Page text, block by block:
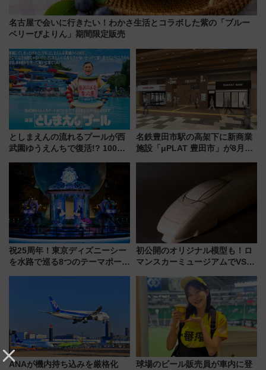
名古屋で会いに行きたい！わかさ生活とコラボした紫の「ブルー
ベリーぴよりん」期間限定販売
としまえんの流れるプールが西
武園ゆうえんちで復活!? 100周
イダー」に注目 2026年夏は所
沢へ遊びに行こう
名鉄豊田市駅の高架下に新商業
施設「μPLAT 豊田市」が8月26
祝25周年！東京ディズニーシー
を水路で巡る8つのテーマポート
初公開のオリジナル模型も！ロ
マンスカーミュージアムでVSE
15日スタート
ANAが機内持ち込みを厳格化
球場のビール販売員が車内に登